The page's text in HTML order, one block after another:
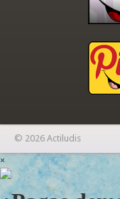
© 2026 Actiludis
×